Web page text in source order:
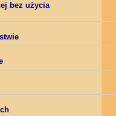
bez użycia